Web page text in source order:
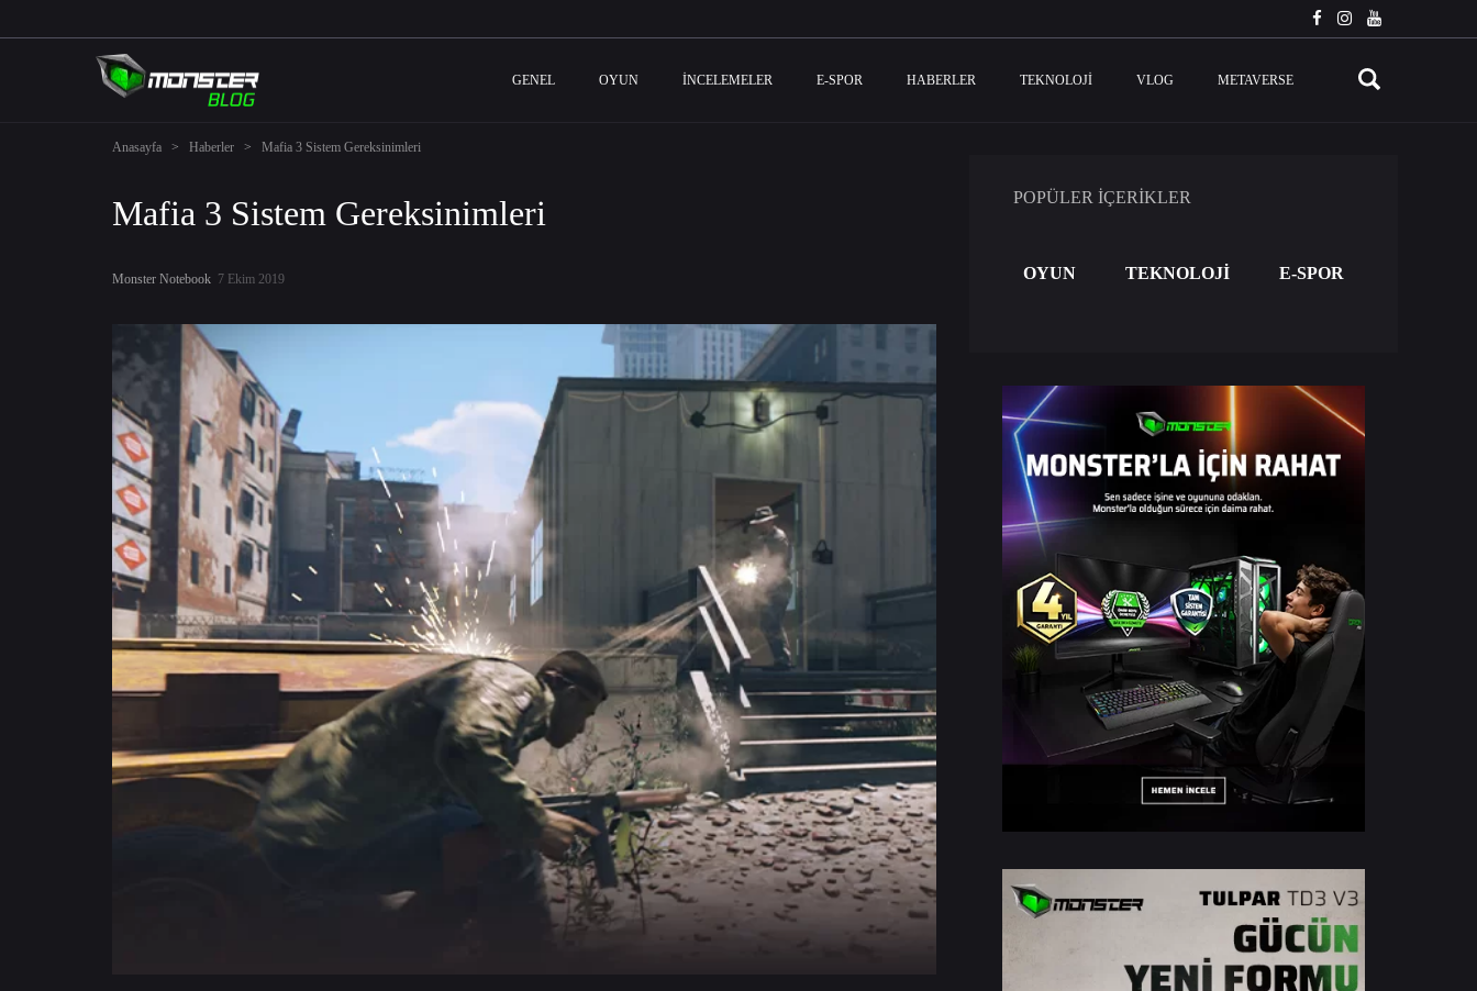
GENEL OYUN İNCELEMELER E-SPOR HABERLER TEKNOLOJI VLOG METAVERSE
Anasayfa > Haberler > Mafia 3 Sistem Gereksinimleri
Mafia 3 Sistem Gereksinimleri
Monster Notebook 7 Ekim 2019
POPÜLER İÇERİKLER
OYUN TEKNOLOJİ E-SPOR